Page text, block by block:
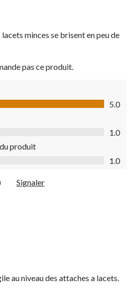
minces se brisent en peu de
pas ce produit.
5.0
5
1.0
produit
produit, 1.0 sur 5
1.0
Signaler
au niveau des attaches a lacets.